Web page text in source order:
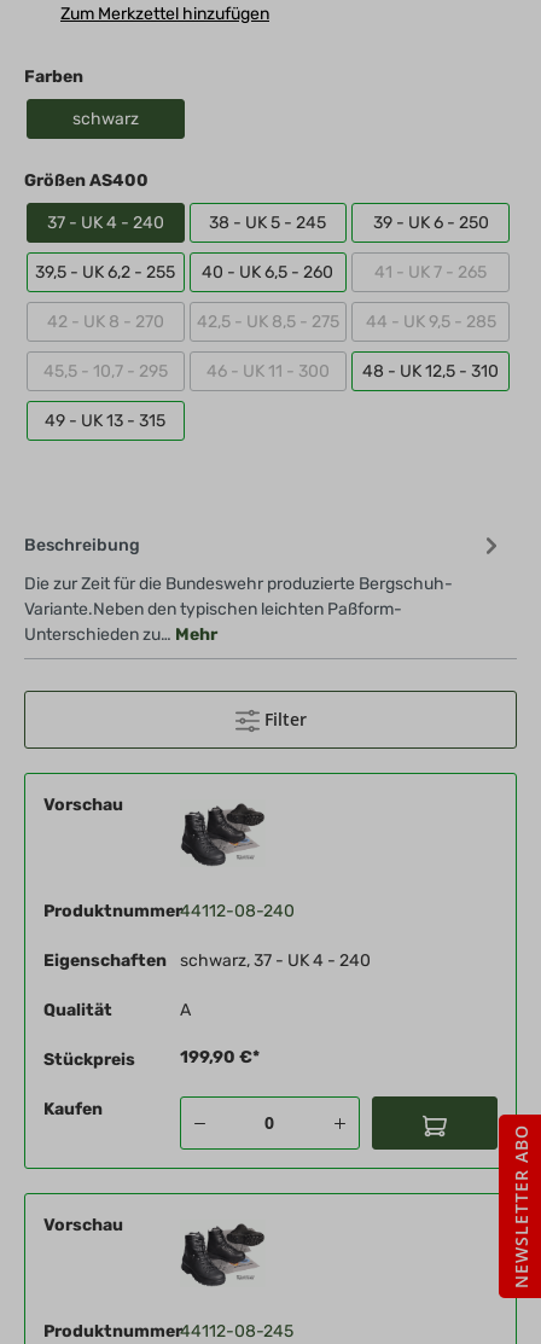
Zum Merkzettel hinzufügen
Farben
schwarz
Größen AS400
37 - UK 4 - 240 38 - UK 5 - 245 39 - UK 6 - 250
39,5 - UK 6,2 - 255 40 - UK 6,5 - 260 41 - UK 7 - 265
42 - UK 8 - 270 42,5 - UK 8,5 - 275 44 - UK 9,5 - 285
45,5 - 10,7 - 295 46 - UK 11 - 300 48 - UK 12,5 - 310
49 - UK 13 - 315
Beschreibung
Die zur Zeit für die Bundeswehr produzierte Bergschuh-
Variante.Neben den typischen leichten Paßform-
Unterschieden zu… Mehr
Filter
Vorschau
Produktnummer44112-08-240
Eigenschaften schwarz, 37 - UK 4 - 240
Qualität A
Stückpreis 199,90 €*
Kaufen
Vorschau
Produktnummer44112-08-245
NEWSLETTER ABO